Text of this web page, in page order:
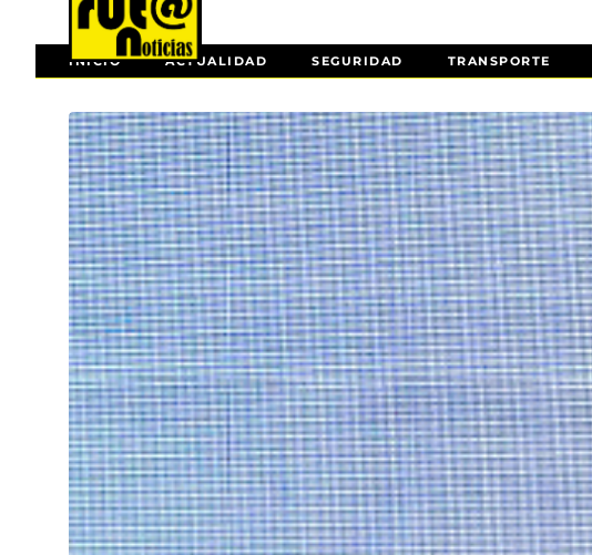
INICIO ACTUALIDAD SEGURIDAD TRANSPORTE